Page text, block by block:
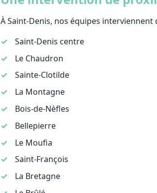
À Saint-Denis, nos équipes
Saint-Denis centre
Le Chaudron
Sainte-Clotilde
La Montagne
Bois-de-Nèfles
Bellepierre
Le Moufia
Saint-François
La Bretagne